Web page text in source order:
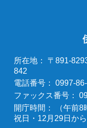
所在地：
〒891-
842
電話番号：
0997-
ファックス番号：
開庁時間：
（午前
祝日・12月29日か